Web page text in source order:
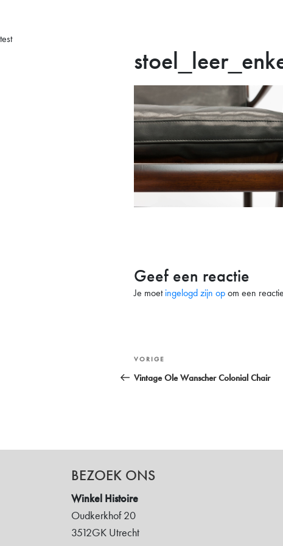
test
Geef een reactie
Je moetingelogd zijn opom een
Bericht
navigatie
Vorig
bericht
VORIGE
Vintage Ole Wanscher Colonial Chair
BEZOEK ONS
Winkel Histoire
Oudkerkhof 20
3512GK Utrecht